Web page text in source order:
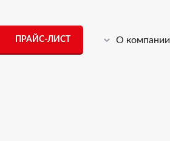
ПРАЙС-ЛИСТ О компании